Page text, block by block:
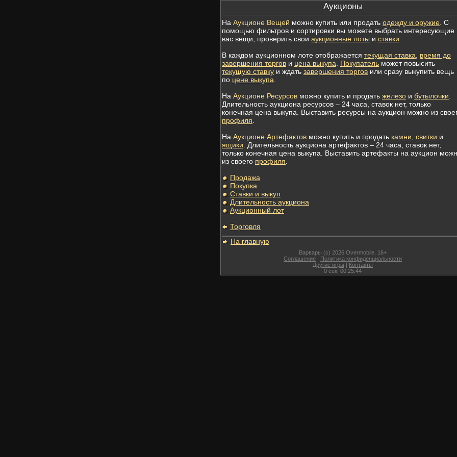
Аукционы
На Аукционе Вещей можно купить или продать одежду и оружие . С
помощью фильтров и сортировки вы можете выбрать интересующие
вас вещи, проверить свои аукционные лоты и ставки
В каждом аукционном лоте отображается текущая ставка
время до
завершения торгов и цена выкупа Покупатель может повысить
текущую ставку и ждать завершения торгов или сразу выкупить вещь
по цене выкупа
На Аукционе Ресурсов можно купить и продать железо и бутылочки
Длительность аукциона ресурсов – 24 часа, ставок нет, только
конечная цена выкупа. Выставить ресурсы на аукцион можно из
профиля
На Аукционе Артефактов можно купить и продать камни свитки и
ящики . Длительность аукциона артефактов – 24 часа, ставок нет,
только конечная цена выкупа. Выставить артефакты на аукцион
из своего профиля
Продажа
Покупка
Ставки и выкуп
Длительность аукциона
Аукционный лот
Торговля
На главную
Варвары (c) 2026 Overmobile, 16+
Соглашение | Политика конфиденциальности
Другие игры | Контакты
0 сек, 00:25:44